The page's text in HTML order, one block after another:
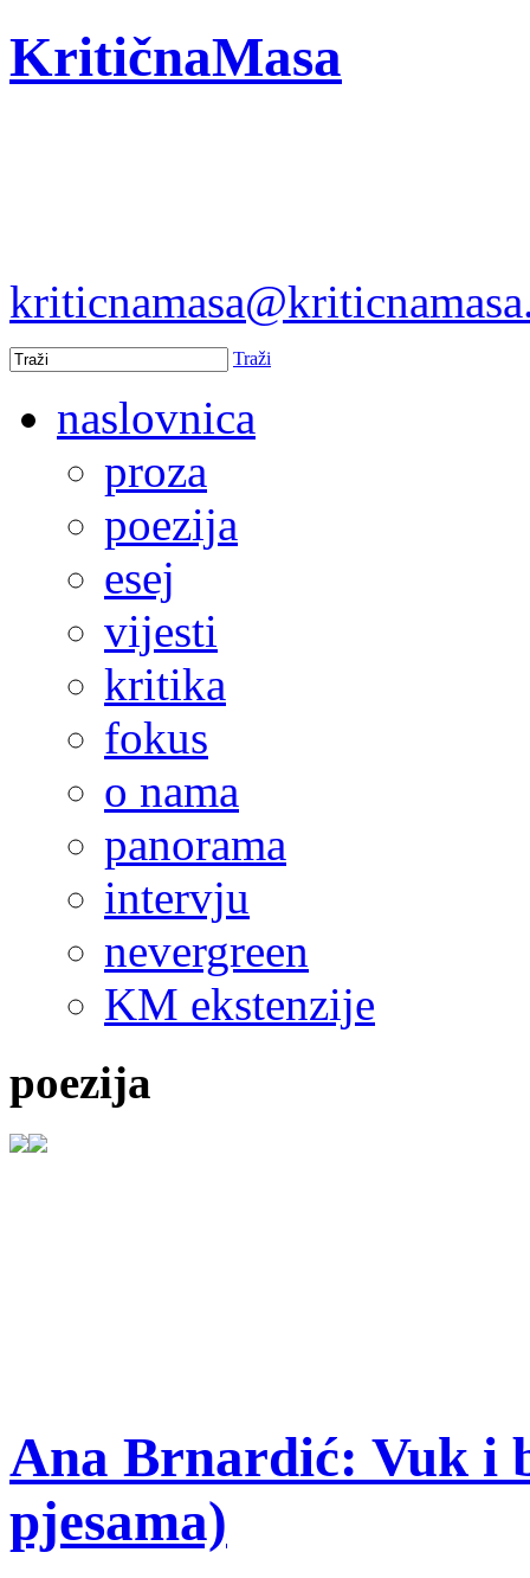
KritičnaMasa
Traži
naslovnica
proza
poezija
esej
vijesti
kritika
fokus
o nama
panorama
intervju
nevergreen
KM ekstenzije
poezija
Ana Brnardić: Vuk i
pjesama)